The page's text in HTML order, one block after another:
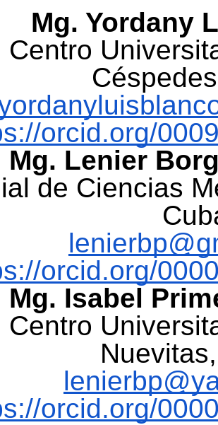
Mg. Yordany
Centro
orcid.org/
Mg. Lenier
de Ciencias
orcid.org/
Mg. Isabel
Centro
orcid.org/